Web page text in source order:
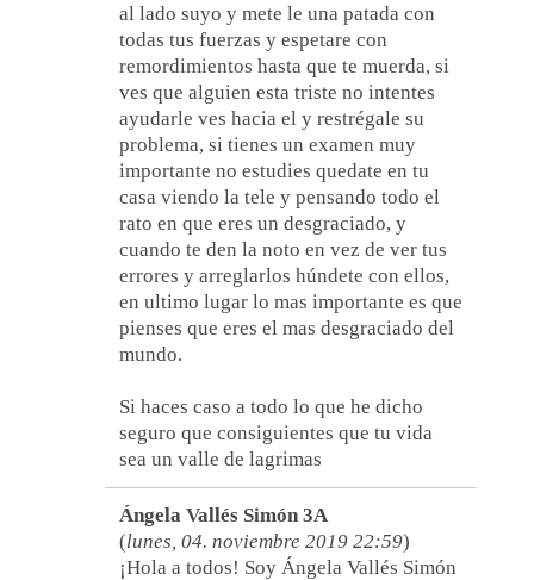
al lado suyo y mete le una patada con
todas tus fuerzas y espetare con
remordimientos hasta que te muerda, si
ves que alguien esta triste no intentes
ayudarle ves hacia el y restrégale su
problema, si tienes un examen muy
importante no estudies quedate en tu
casa viendo la tele y pensando todo el
rato en que eres un desgraciado, y
cuando te den la noto en vez de ver tus
errores y arreglarlos húndete con ellos,
en ultimo lugar lo mas importante es que
pienses que eres el mas desgraciado del
mundo.
Si haces caso a todo lo que he dicho
seguro que consiguientes que tu vida
sea un valle de lagrimas
Ángela Vallés Simón 3A
(lunes, 04. noviembre 2019 22:59)
¡Hola a todos! Soy Ángela Vallés Simón